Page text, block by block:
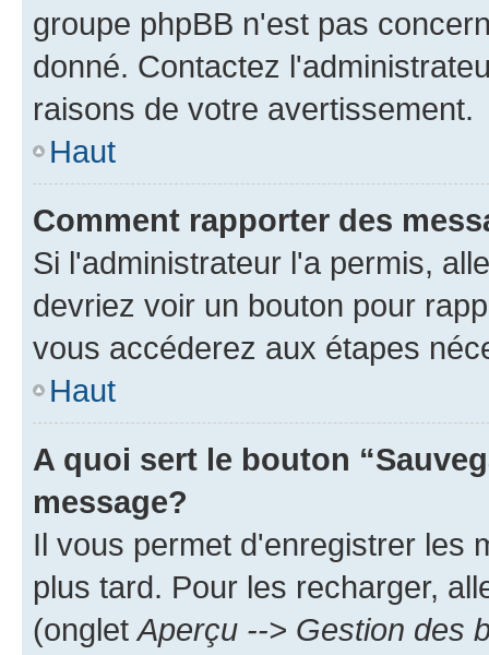
groupe phpBB n'est pas
donné. Contactez
raisons de votre avertissement.
Haut
Comment rapporter des
Si l'administrateur l'a permis,
devriez voir un bouton pour
vous accéderez aux étapes
Haut
A quoi sert le bouton
message?
Il vous permet d'enregistrer les
plus tard. Pour les recharger,
(ongletAperçu --> Gestion des